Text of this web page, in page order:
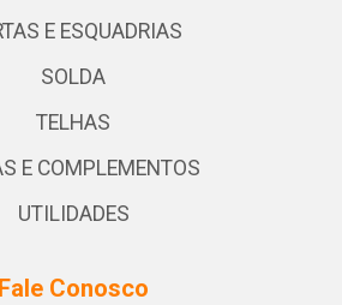
E ESQUADRIAS
SOLDA
TELHAS
E COMPLEMENTOS
UTILIDADES
Fale Conosco